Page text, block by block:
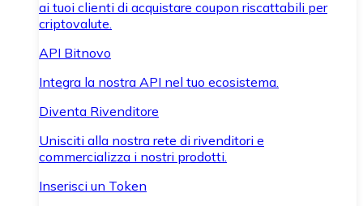
ai tuoi clienti di acquistare coupon riscattabili per
criptovalute.
API Bitnovo
Integra la nostra API nel tuo ecosistema.
Diventa Rivenditore
Unisciti alla nostra rete di rivenditori e
commercializza i nostri prodotti.
Inserisci un Token